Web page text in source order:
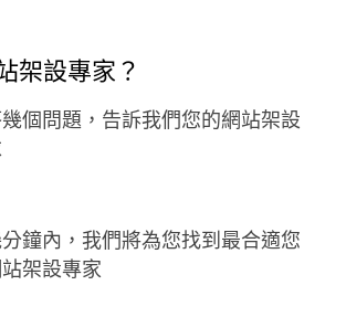
架設專家？
個問題，告訴我們您的網站架設
鐘內，我們將為您找到最合適您
架設專家